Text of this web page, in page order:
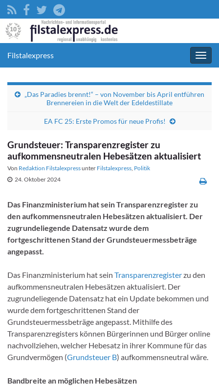
Filstalexpress
„Das Paradies brennt!“ – von November bis April entführen
Brennereien in die Welt der Edeldestillate
EA FC 25: Erste Promos für neue Profis!
Grundsteuer: Transparenzregister zu
aufkommensneutralen Hebesätzen aktualisiert
Von Redaktion Filstalexpressunter Filstalexpress, Politik
24. Oktober 2024
Das Finanzministerium hat sein Transparenzregister zu
den aufkommensneutralen Hebesätzen aktualisiert. Der
zugrundeliegende Datensatz wurde dem
fortgeschrittenen Stand der Grundsteuermessbeträge
angepasst.
Das Finanzministerium hat sein Transparenzregisterzu den
aufkommensneutralen Hebesätzen aktualisiert. Der
zugrundeliegende Datensatz hat ein Update bekommen und
wurde dem fortgeschrittenen Stand der
Grundsteuermessbeträge angepasst. Mithilfe des
Transparenzregisters können Bürgerinnen und Bürger online
nachvollziehen, welcher Hebesatz in ihrer Kommune für das
Grundvermögen (Grundsteuer B) aufkommensneutral wäre.
Bandbreite an möglichen Hebesätzen